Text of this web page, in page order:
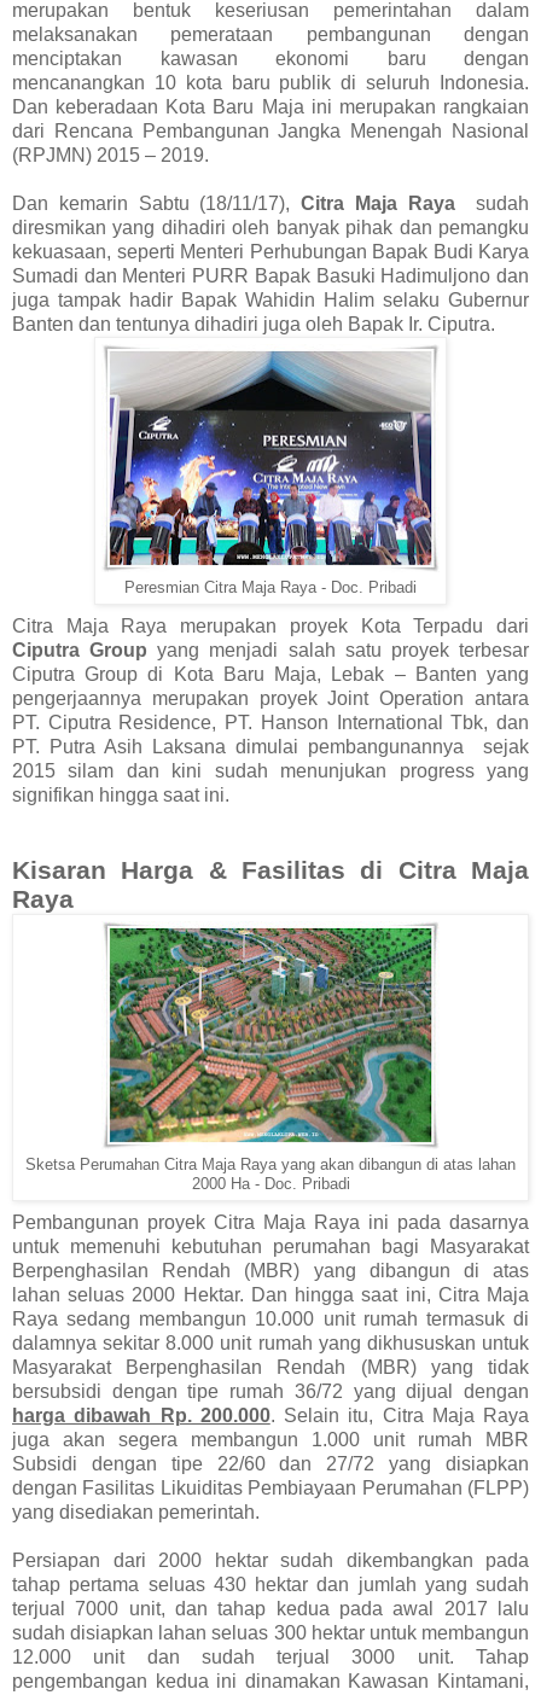
merupakan bentuk keseriusan pemerintahan dalam
melaksanakan pemerataan pembangunan dengan
menciptakan kawasan ekonomi baru dengan
mencanangkan 10 kota baru publik di seluruh Indonesia.
Dan keberadaan Kota Baru Maja ini merupakan rangkaian
dari Rencana Pembangunan Jangka Menengah Nasional
(RPJMN) 2015 – 2019.
Dan kemarin Sabtu (18/11/17), Citra Maja Raya
sudah
diresmikan yang dihadiri oleh banyak pihak dan pemangku
kekuasaan, seperti Menteri Perhubungan Bapak Budi Karya
Sumadi dan Menteri PURR Bapak Basuki Hadimuljono dan
juga tampak hadir Bapak Wahidin Halim selaku Gubernur
Banten dan tentunya dihadiri juga oleh Bapak Ir. Ciputra.
Peresmian Citra Maja Raya - Doc. Pribadi
Citra Maja Raya merupakan proyek Kota Terpadu dari
Ciputra Group yang menjadi salah satu proyek terbesar
Ciputra Group di Kota Baru Maja, Lebak – Banten yang
pengerjaannya merupakan proyek Joint Operation antara
PT. Ciputra Residence, PT. Hanson International Tbk, dan
PT. Putra Asih Laksana dimulai pembangunannya
sejak
2015 silam dan kini sudah menunjukan progress yang
signifikan hingga saat ini.
Kisaran Harga & Fasilitas di Citra Maja
Raya
Sketsa Perumahan Citra Maja Raya yang akan dibangun di atas lahan
2000 Ha - Doc. Pribadi
Pembangunan proyek Citra Maja Raya ini pada dasarnya
untuk memenuhi kebutuhan perumahan bagi Masyarakat
Berpenghasilan Rendah (MBR) yang dibangun di atas
lahan seluas 2000 Hektar. Dan hingga saat ini, Citra Maja
Raya sedang membangun 10.000 unit rumah termasuk di
dalamnya sekitar 8.000 unit rumah yang dikhususkan untuk
Masyarakat Berpenghasilan Rendah (MBR) yang tidak
bersubsidi dengan tipe rumah 36/72 yang dijual dengan
harga dibawah Rp. 200.000. Selain itu, Citra Maja Raya
juga akan segera membangun 1.000 unit rumah MBR
Subsidi dengan tipe 22/60 dan 27/72 yang disiapkan
dengan Fasilitas Likuiditas Pembiayaan Perumahan (FLPP)
yang disediakan pemerintah.
Persiapan dari 2000 hektar sudah dikembangkan pada
tahap pertama seluas 430 hektar dan jumlah yang sudah
terjual 7000 unit, dan tahap kedua pada awal 2017 lalu
sudah disiapkan lahan seluas 300 hektar untuk membangun
12.000 unit dan sudah terjual 3000 unit. Tahap
pengembangan kedua ini dinamakan Kawasan Kintamani,